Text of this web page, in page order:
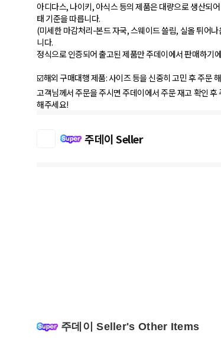
아디다스, 나이키, 아식스 등의 제품은 대량으로 생산되
태 기준을 따릅니다.
(미세한 마감처리-본드 자국, 스웨이드 쓸림, 실올 튀어
니다.
정식으로 인증되어 출고된 제품만 주데이에서 판매하기
☑️해외 구매대행 제품: 사이즈 등을 신중히 고민 후 주문
고객님께서 주문을 주시면 주데이에서 주문 재고 확인
해주세요!
주데이 Seller
주데이 Seller's Other Items